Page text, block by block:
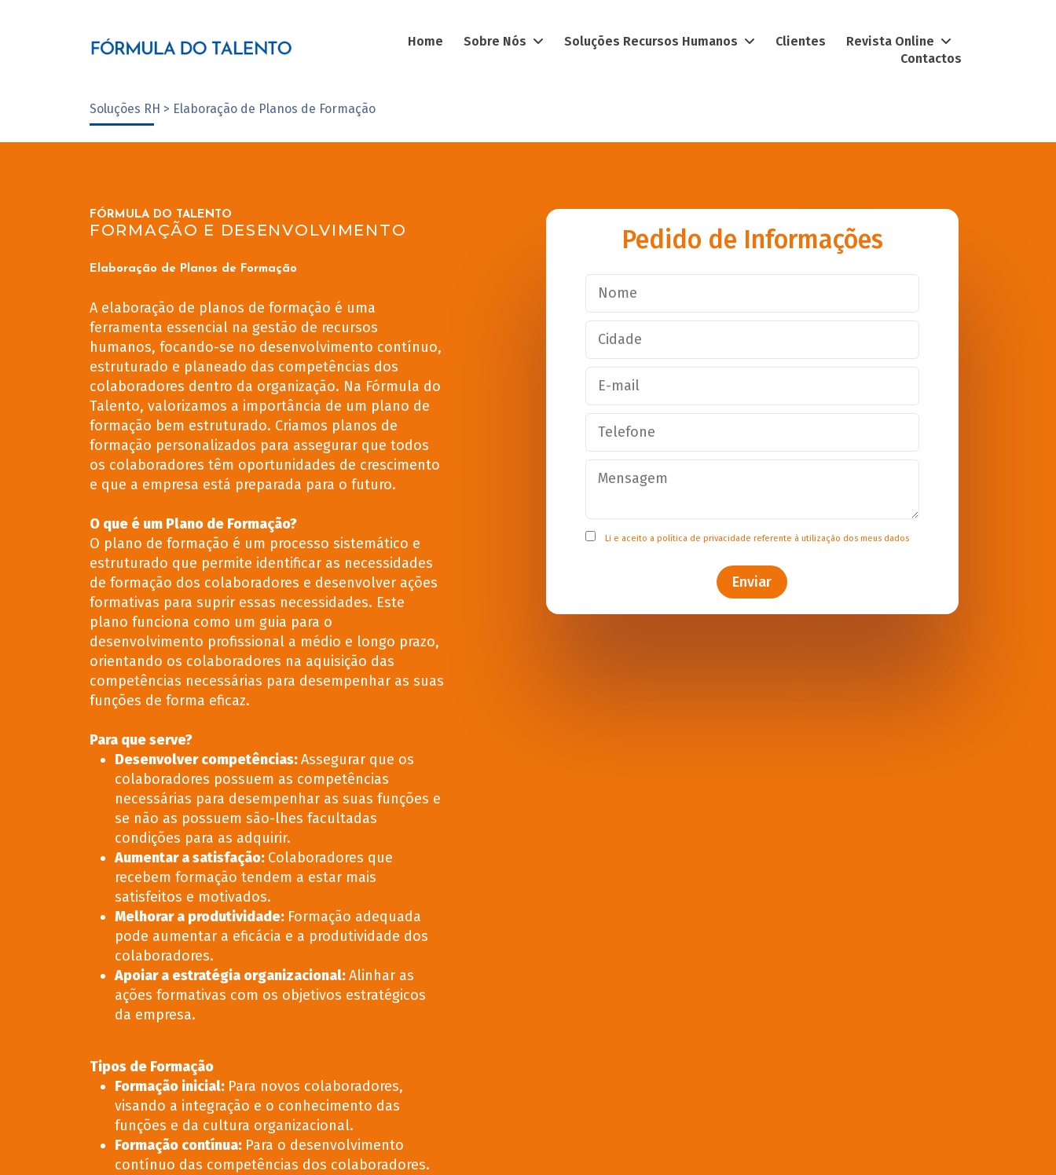
Home Sobre Nós Soluções Recursos Humanos Clientes
Revista Online
Contactos
Soluções RH > Elaboração de Planos de Formação
FÓRMULA DO TALENTO
FORMAÇÃO E DESENVOLVIMENTO
Elaboração de Planos de Formação
A elaboração de planos de formação é uma
ferramenta essencial na gestão de recursos
humanos, focando-se no desenvolvimento contínuo,
estruturado e planeado das competências dos
colaboradores dentro da organização. Na Fórmula do
Talento, valorizamos a importância de um plano de
formação bem estruturado. Criamos planos de
formação personalizados para assegurar que todos
os colaboradores têm oportunidades de crescimento
e que a empresa está preparada para o futuro.
O que é um Plano de Formação?
O plano de formação é um processo sistemático e
estruturado que permite identificar as necessidades
de formação dos colaboradores e desenvolver ações
formativas para suprir essas necessidades. Este
plano funciona como um guia para o
desenvolvimento profissional a médio e longo prazo,
orientando os colaboradores na aquisição das
competências necessárias para desempenhar as suas
funções de forma eficaz.
Para que serve?
Desenvolver competências:Assegurar que os
colaboradores possuem as competências
necessárias para desempenhar as suas funções e
se não as possuem são-lhes facultadas
condições para as adquirir.
Aumentar a satisfação: Colaboradores que
recebem formação tendem a estar mais
satisfeitos e motivados.
Melhorar a produtividade: Formação adequada
pode aumentar a eficácia e a produtividade dos
colaboradores.
Apoiar a estratégia organizacional:Alinhar as
ações formativas com os objetivos estratégicos
da empresa.
Tipos de Formação
Formação inicial: Para novos colaboradores,
visando a integração e o conhecimento das
funções e da cultura organizacional.
Formação contínua: Para o desenvolvimento
contínuo das competências dos colaboradores.
Pedido de Informações
Li e aceito a política de privacidade referente à utilização dos meus dados
Enviar